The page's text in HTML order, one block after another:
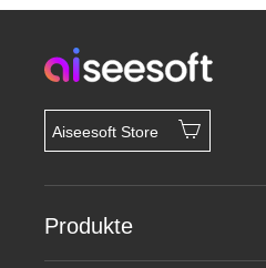
Aiseesoft Store
Produkte